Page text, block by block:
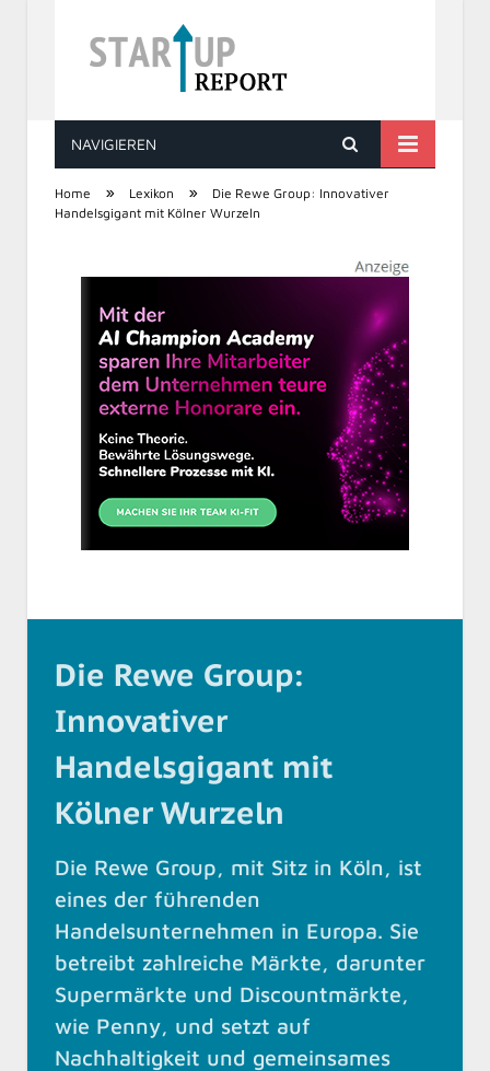
STARTUP REPORT
NAVIGIEREN
Home » Lexikon »
Die Rewe Group: Innovativer
Handelsgigant mit Kölner Wurzeln
Die Rewe Group:
Innovativer
Handelsgigant mit
Kölner Wurzeln
Die Rewe Group, mit Sitz in Köln, ist
eines der führenden
Handelsunternehmen in Europa. Sie
betreibt zahlreiche Märkte, darunter
Supermärkte und Discountmärkte,
wie Penny, und setzt auf
Nachhaltigkeit und gemeinsames